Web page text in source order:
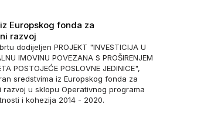
Europskog fonda za
razvoj
dodijeljen PROJEKT "INVESTICIJA U
IMOVINU POVEZANA S PROŠIRENJEM
POSTOJEĆE POSLOVNE JEDINICE",
sredstvima iz Europskog fonda za
razvoj u sklopu Operativnog programa
i kohezija 2014 - 2020.